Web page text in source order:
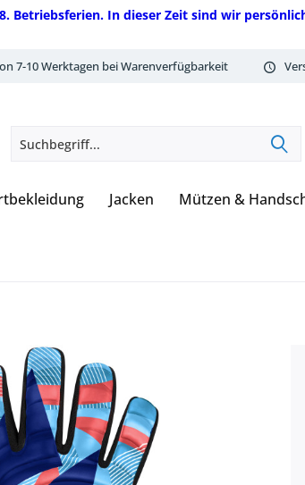
Betriebsferien. In dieser Zeit sind wir
7-10 Werktagen bei Warenverfügbarkeit
Jacken Mützen &